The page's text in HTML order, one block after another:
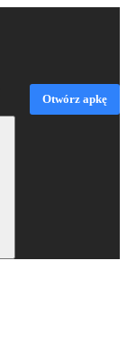
Otwórz apkę